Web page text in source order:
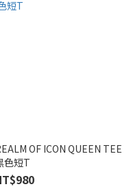
OF ICON QUEEN TEE
色短T